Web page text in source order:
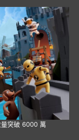
量突破 6000 萬